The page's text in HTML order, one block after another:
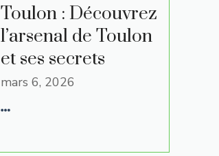
Toulon : Découvrez
l’arsenal de Toulon
et ses secrets
mars 6, 2026